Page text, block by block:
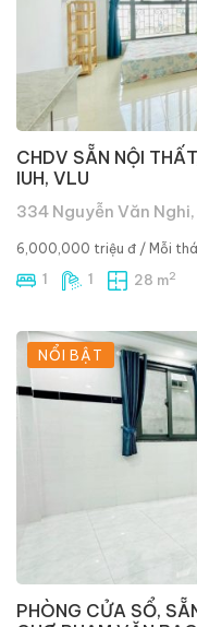
CHDV SẴN NỘI
IUH, VLU
334 Nguyễn Văn
6,000,000 triệu đ / Mỗi
1 1 28 m2
NỔI BẬT
PHÒNG CỬA SỔ,